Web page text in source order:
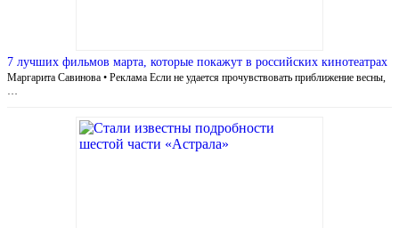
7 лучших фильмов марта, которые покажут в российских кинотеатрах
Маргарита Савинова • Реклама Если не удается прочувствовать приближение весны,